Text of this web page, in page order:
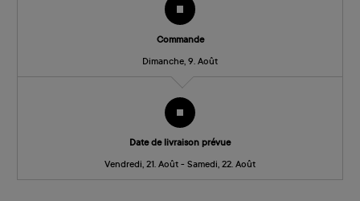
Commande
Dimanche, 9. Août
Date de livraison prévue
Vendredi, 21. Août - Samedi, 22. Août